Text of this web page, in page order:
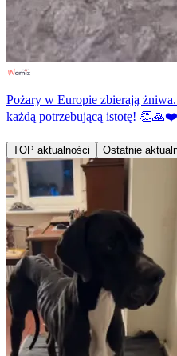
Pożary w Europie zbierają
każdą potrzebującą istotę!
TOP aktualności Ostatnie